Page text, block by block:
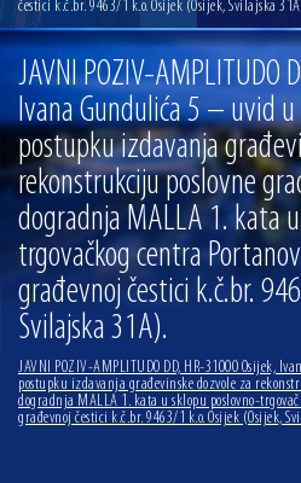
13.07.2026 | Ljetnim izdanjem Večeri vina
07.07.2026 | Održana 8. sjednica
Radić istaknuo da je u osječke vrtiće
obnovu glavnog osječkog Trga Ante Starčevića
06.07.2026 | Brevis koncertom u Zlatnoj
djelovanja
04.07.2026 | Zbog povoljnih vodostaja i
kontrolom
04.08.2026 | U Osijeku obilježen Dan
hrvatskih branitelja
čestici k.č.br. 9463/1 k.o. Osijek (Osijek, Svilajska
JAVNI POZIV-AMPLITUDO
Ivana Gundulića 5 – uvid
postupku izdavanja
rekonstrukciju poslovne
dogradnja MALLA 1. kata
trgovačkog centra
građevnoj čestici k.č.br.
Svilajska 31A).
JAVNI POZIV-AMPLITUDO DD, HR-31000 Osijek,
postupku izdavanja građevinske dozvole za
dogradnja MALLA 1. kata u sklopu poslovno-
građevnoj čestici k.č.br. 9463/1 k.o. Osijek (Osijek,